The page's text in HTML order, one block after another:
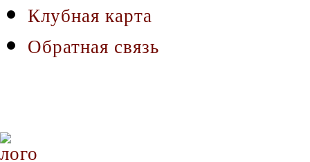
Клубная карта
Обратная связь